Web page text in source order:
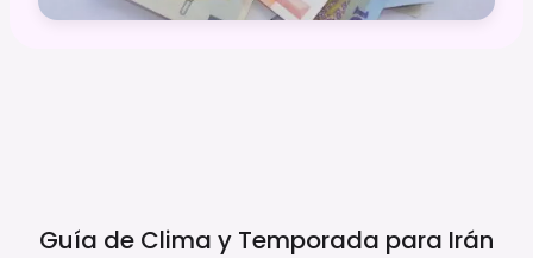
Guía de Clima y Temporada para Irán